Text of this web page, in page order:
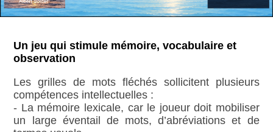
Un jeu qui stimule mémoire, vocabulaire et
observation
Les grilles de mots fléchés sollicitent plusieurs
compétences intellectuelles :
- La mémoire lexicale, car le joueur doit mobiliser
un large éventail de mots, d’abréviations et de